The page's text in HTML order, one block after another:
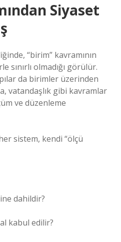
Siyaset
“birim” kavramının
sınırlı olmadığı görülür.
da birimler üzerinden
vatandaşlık gibi kavramlar
ve düzenleme
sistem, kendi “ölçü
dahildir?
kabul edilir?